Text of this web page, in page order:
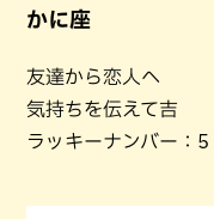
かに座
友達から恋人へ
気持ちを伝えて吉
ラッキーナンバー：5